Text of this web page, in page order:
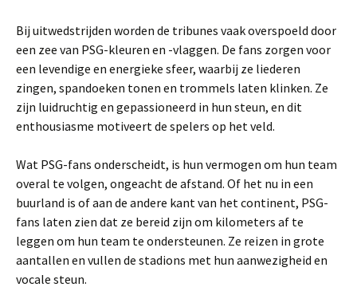
Bij uitwedstrijden worden de tribunes vaak overspoeld door
een zee van PSG-kleuren en -vlaggen. De fans zorgen voor
een levendige en energieke sfeer, waarbij ze liederen
zingen, spandoeken tonen en trommels laten klinken. Ze
zijn luidruchtig en gepassioneerd in hun steun, en dit
enthousiasme motiveert de spelers op het veld.
Wat PSG-fans onderscheidt, is hun vermogen om hun team
overal te volgen, ongeacht de afstand. Of het nu in een
buurland is of aan de andere kant van het continent, PSG-
fans laten zien dat ze bereid zijn om kilometers af te
leggen om hun team te ondersteunen. Ze reizen in grote
aantallen en vullen de stadions met hun aanwezigheid en
vocale steun.